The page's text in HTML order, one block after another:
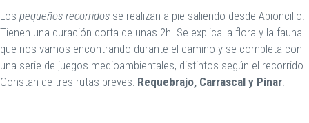
Los pequeños recorridos se realizan a pie saliendo desde Abioncillo.
Tienen una duración corta de unas 2h. Se explica la flora y la fauna
que nos vamos encontrando durante el camino y se completa con
una serie de juegos medioambientales, distintos según el recorrido.
Constan de tres rutas breves: Requebrajo, Carrascal y Pinar